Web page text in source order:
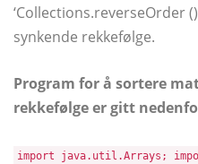
‘Collections.reverseOrder
synkende rekkefølge.
Program for å sortere
rekkefølge er gitt
import java.util.Arrays;